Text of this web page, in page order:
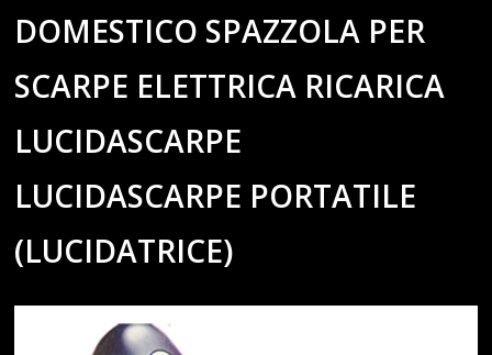
DOMESTICO SPAZZOLA PER
SCARPE ELETTRICA RICARICA
LUCIDASCARPE
LUCIDASCARPE PORTATILE
(LUCIDATRICE)